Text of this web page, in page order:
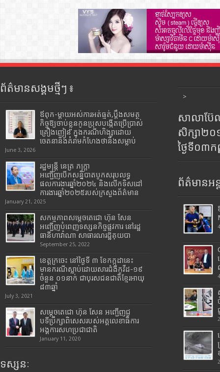
ព័ត៌មានសង្គមថ្មីៗ ៖
ឪពុក-ម្ដាយអស់ការអត់ធ្មត់,ប្ដឹងសមត្ថ
កិច្ចឱ្យចាប់ខ្លួនកូនប្រុសបង្កើតប្រើប្រាស់
គ្រឿងញៀន ក្នុងករណីហិង្សាដោយ
ចេតនានិងគំរាមកំហែងថានឹងសម្លាប់
June 3, 2026
រដ្ឋមន្រ្តី​ នេត្រ​ ភក្ត្រា​
អញ្ជើញបើកសន្និបាតបូកសរុបលទ្ធ
ផលការងារឆ្នាំ២០២៤ និងលើកទិសដៅ
ការងារឆ្នាំ២០២៥របស់​ក្រសួង​ព័ត៌មាន​
January 21, 2025
សកម្មភាពសម្តេចតេជោ ហ៊ុន សែន
អញ្ជើញបំពេញទស្សនកិច្ចផ្លូវការ នៅរដ្ឋ
ធានីហាវ៉ាណា សាធារណរដ្ឋគុយបា
September 25, 2022
ខេត្តក្រចេះ នៅថ្ងៃទី ៣ ខែកក្កដានេះ
មានករណីស្លាប់ដោយសារជំងឺកូវីដ-១៩
ចំនួន ០១នាក់ ជាបុរសជនជាតិខ្មែរអាយុ
៨៣ឆ្នាំ
July 3, 2021
សម្តេចតេជោ ហ៊ុន សែន អញ្ជើញជួ
បទីប្រឹក្សាពិសេសរបស់អគ្គលេខាធិការ
អង្គការសហប្រជាជាតិ
January 11, 2020
ទស្សនៈ
>
សាលាប៊ែ
សិក្សា២
ថ្ងៃទី០៣
ព័ត៌មានអន្